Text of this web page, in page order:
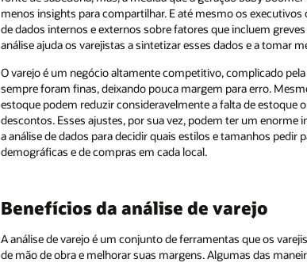
menos insights para compartilhar. E até mesmo os
de dados internos e externos sobre fatores que incluem
análise ajuda os varejistas a sintetizar esses dados e a tomar
O varejo é um negócio altamente competitivo, complicado
sempre foram finas, deixando pouca margem para erro.
estoque podem reduzir consideravelmente a falta de estoque
descontos. Esses ajustes, por sua vez, podem ter um
a análise de dados para decidir quais estilos e tamanhos
demográficas e de compras em cada local.
Benefícios da análise de varejo
A análise de varejo é um conjunto de ferramentas que os
de mão de obra e melhorar suas margens. Algumas das